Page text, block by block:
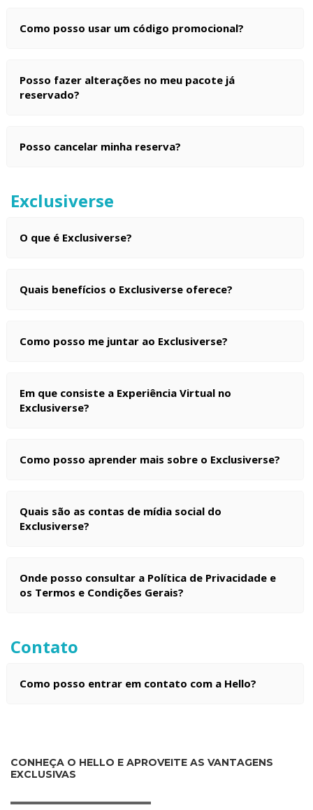
Como posso usar um código promocional?
Posso fazer alterações no meu pacote já
reservado?
Posso cancelar minha reserva?
Exclusiverse
O que é Exclusiverse?
Quais benefícios o Exclusiverse oferece?
Como posso me juntar ao Exclusiverse?
Em que consiste a Experiência Virtual no
Exclusiverse?
Como posso aprender mais sobre o Exclusiverse?
Quais são as contas de mídia social do
Exclusiverse?
Onde posso consultar a Política de Privacidade e
os Termos e Condições Gerais?
Contato
Como posso entrar em contato com a Hello?
CONHEÇA O HELLO E APROVEITE AS VANTAGENS
EXCLUSIVAS